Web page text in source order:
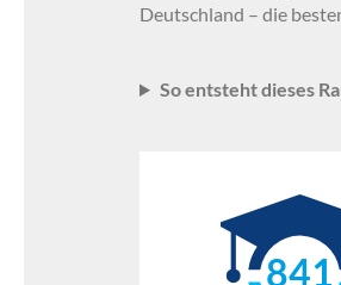
Deutschland – die
So entsteht dieses
841